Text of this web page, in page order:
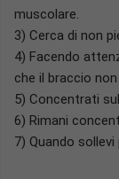
muscolare.
3) Cerca di non
4) Facendo
che il braccio
5) Concentrati
6) Rimani
7) Quando